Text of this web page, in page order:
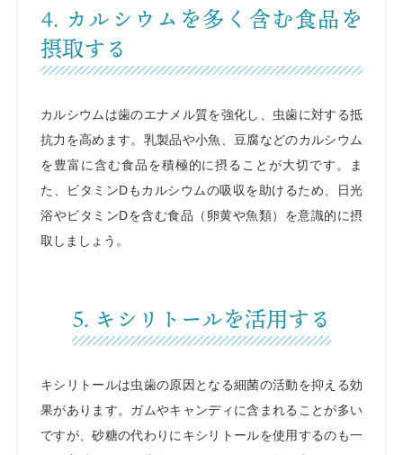
4. カルシウムを多く含む食品を
摂取する
カルシウムは歯のエナメル質を強化し、虫歯に対する抵
抗力を高めます。乳製品や小魚、豆腐などのカルシウム
を豊富に含む食品を積極的に摂ることが大切です。ま
た、ビタミンDもカルシウムの吸収を助けるため、日光
浴やビタミンDを含む食品（卵黄や魚類）を意識的に摂
取しましょう。
5. キシリトールを活用する
キシリトールは虫歯の原因となる細菌の活動を抑える効
果があります。ガムやキャンディに含まれることが多い
ですが、砂糖の代わりにキシリトールを使用するのも一